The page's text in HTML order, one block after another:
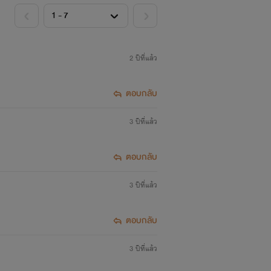
2 ปีที่แล้ว
ตอบกลับ
3 ปีที่แล้ว
ตอบกลับ
3 ปีที่แล้ว
ตอบกลับ
3 ปีที่แล้ว